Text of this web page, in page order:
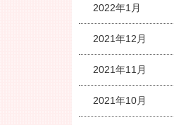
2022年1月
2021年12月
2021年11月
2021年10月